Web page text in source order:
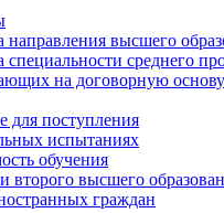
высшего
среднего
на договорную основу
для поступления
испытаниях
обучения
высшего
граждан